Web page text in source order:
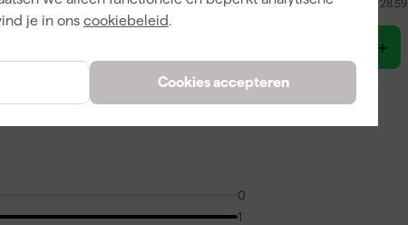
je in ons cookiebeleid.
Cookies accepteren
0
1
Afgelopen 30 dgn 28,59
incl. BTW